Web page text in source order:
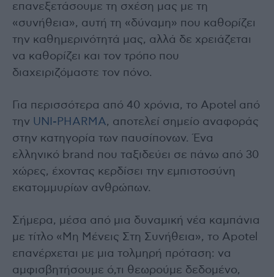
επανεξετάσουμε τη σχέση μας με τη
«συνήθεια», αυτή τη «δύναμη» που καθορίζει
την καθημερινότητά μας, αλλά δε χρειάζεται
να καθορίζει και τον τρόπο που
διαχειριζόμαστε τον πόνο.
Για περισσότερα από 40 χρόνια, το Apotel από
την UNI-PHARMA, αποτελεί σημείο αναφοράς
στην κατηγορία των παυσίπονων. Ένα
ελληνικό brand που ταξιδεύει σε πάνω από 30
χώρες, έχοντας κερδίσει την εμπιστοσύνη
εκατομμυρίων ανθρώπων.
Σήμερα, μέσα από μια δυναμική νέα καμπάνια
με τίτλο «Μη Μένεις Στη Συνήθεια», το Apotel
επανέρχεται με μια τολμηρή πρόταση: να
αμφισβητήσουμε ό,τι θεωρούμε δεδομένο,